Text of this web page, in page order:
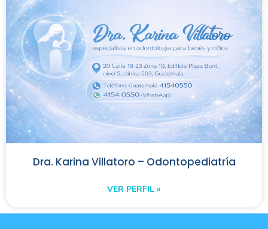
Dra. Karina Villatoro – Odontopediatría
VER PERFIL »